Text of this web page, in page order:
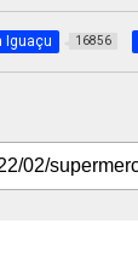
Iguaçu 16856